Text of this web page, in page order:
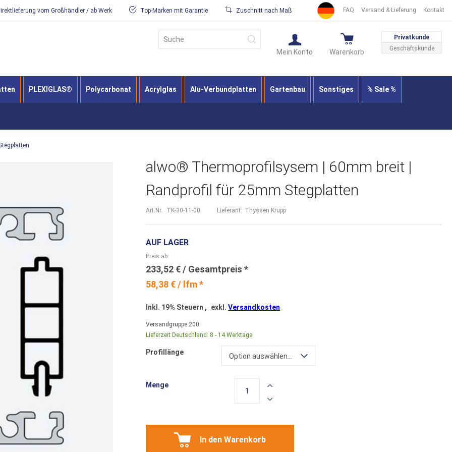
FAQ Versand & Lieferung Kontakt
vom Großhändler / ab Werk Top-Marken mit Garantie Zuschnitt nach Maß
Privatkunde
Geschäftskunde
Warenkorb
Mein Konto
Suche
PLEXIGLAS® Polycarbonat Acrylglas Alu-Verbundplatten Gartenbau Sonstiges % Sale %
alwo® Thermoprofilsysem | 60mm breit |
Randprofil für 25mm Stegplatten
Art.Nr. TK-30-11-00 Lieferant: Thyssen Krupp
AUF LAGER
58,38 € / lfm *
Preis ab
233,52 €
Inkl. 19% Steuern , exkl.Versandkosten
Versandgruppe 200
Lieferzeit Deutschland: 8 - 14 Werktage
Profillänge Option auswählen...
Menge
In den Warenkorb